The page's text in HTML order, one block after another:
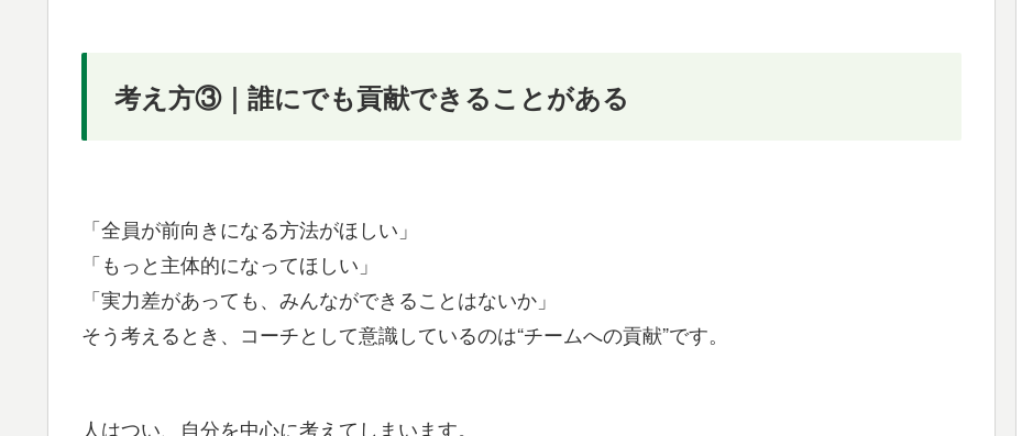
考え方③｜誰にでも貢献できることがある
「全員が前向きになる方法がほしい」
「もっと主体的になってほしい」
「実力差があっても、みんなができることはないか」
そう考えるとき、コーチとして意識しているのは“チームへの貢献”です。
人はつい、自分を中心に考えてしまいます。